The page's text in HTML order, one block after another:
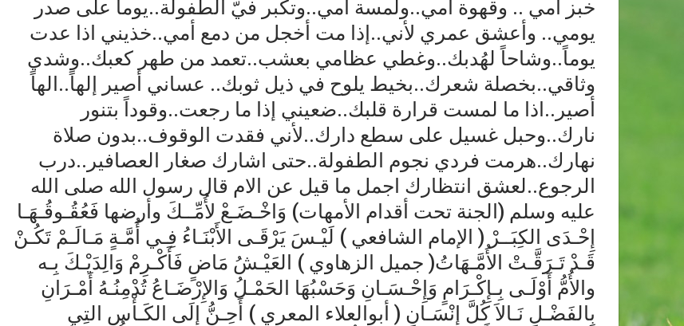
خبز أمي .. وقهوة أمي..ولمسة أمي..وتكبر فيّ الطفولة..يوما على صدر
يومي.. وأعشق عمري لأني..إذا مت أخجل من دمع أمي..خذيني اذا عدت
يوماً..وشاحاً لهُدبك..وغطي عظامي بعشب..تعمد من طهر كعبك..وشدي
وثاقي..بخصلة شعرك..بخيط يلوح في ذيل ثوبك.. عساني أصير إلهاً..الهاً
أصير..اذا ما لمست قرارة قلبك..ضعيني إذا ما رجعت..وقوداً بتنور
نارك..وحبل غسيل على سطع دارك..لأني فقدت الوقوف..بدون صلاة
نهارك..هرمت فردي نجوم الطفولة..حتى اشارك صغار العصافير..درب
الرجوع..لعشق انتظارك اجمل ما قيل عن الام قال رسول الله صلى الله
عليه وسلم (الجنة تحت أقدام الأمهات) وَاخْـضَـعْ لأُمِّــكَ وأرضها فَعُقُـوقُـهَـا
إِحْـدَى الكِبَــرْ ( الإمام الشافعي ) لَيْـسَ يَرْقَـى الأَبْنَـاءُ فِـي أُمَّـةٍ مَـالَـمْ تَكُـنْ
قَـدْ تَـرَقَّـتْ الأُمَّـهَاتُ( جميل الزهاوي ) العَيْـشُ مَاضٍ فَأَكْـرِمْ وَالِدَيْـكَ بِـه
والأُمُّ أَوْلَـى بِـإِكْـرَامٍ وَإِحْـسَـانِ وَحَسْبُهَا الحَمْـلُ وَالإِرْضَـاعُ تُدْمِنُـهُ أَمْـرَانِ
بِالفَضْـلِ نَـالاَ كُلَّ إِنْسَـانِ ( أبوالعلاء المعري ) أَحِـنُّ إِلَى الكَـأْسِ التِي